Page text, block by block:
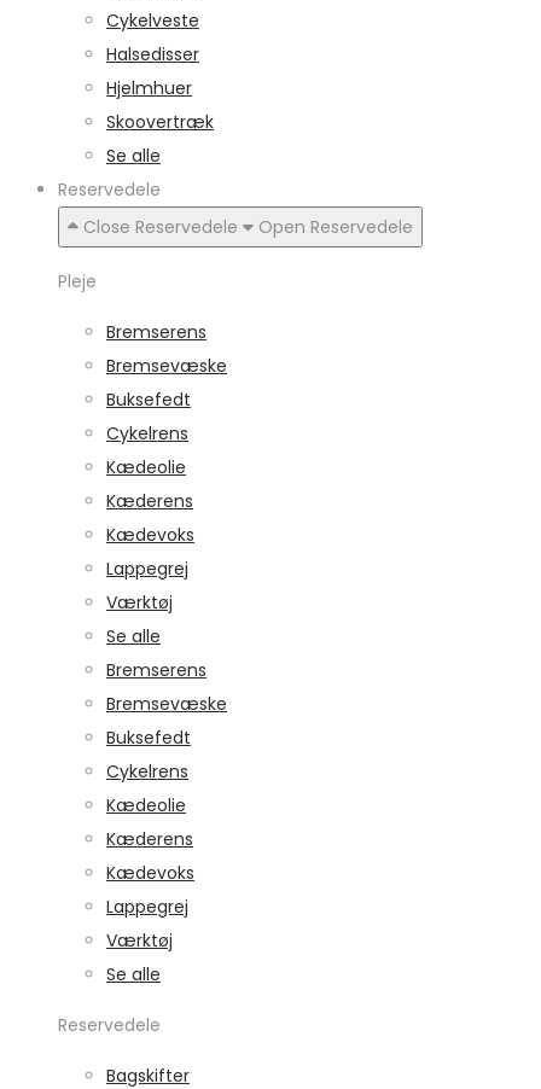
Cykelveste
Halsedisser
Hjelmhuer
Skoovertræk
Se alle
Reservedele
Close Reservedele
Open Reservedele
Pleje
Bremserens
Bremsevæske
Buksefedt
Cykelrens
Kædeolie
Kæderens
Kædevoks
Lappegrej
Værktøj
Se alle
Bremserens
Bremsevæske
Buksefedt
Cykelrens
Kædeolie
Kæderens
Kædevoks
Lappegrej
Værktøj
Se alle
Reservedele
Bagskifter